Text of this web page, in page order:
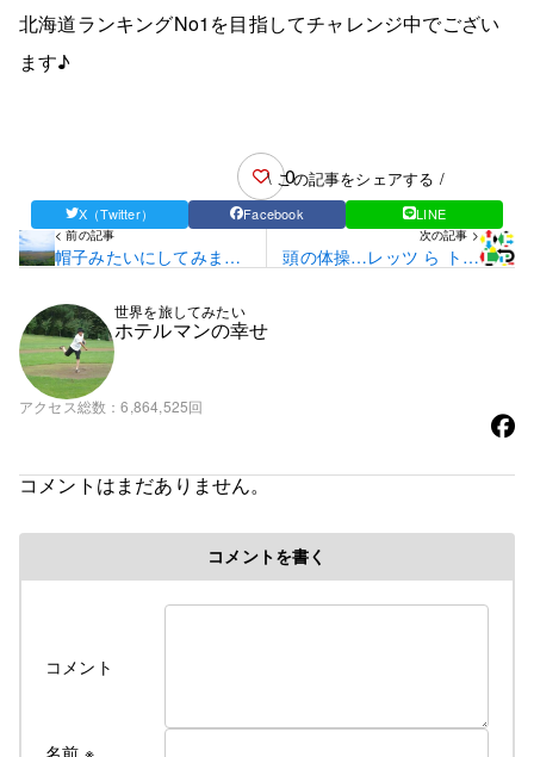
北海道ランキングNo1を目指してチャレンジ中でござい
ます♪
0
\ この記事をシェアする /
X（Twitter） Facebook LINE
< 前の記事
帽子みたいにしてみまし
た…☆
次の記事 >
頭の体操…レッツ ら トラ
イ です☆
世界を旅してみたい
ホテルマンの幸せ
アクセス総数 6,864,525回
コメントはまだありません。
コメントを書く
コメント